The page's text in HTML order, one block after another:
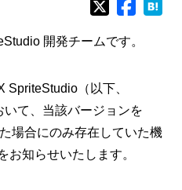
開発チームです。
SpriteStudio（以下、
いて、当該バージョンを
場合にのみ存在していた機
お知らせいたします。